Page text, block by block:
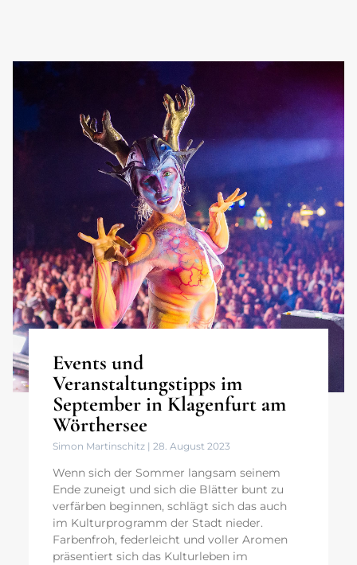
Events und
Veranstaltungstipps im
September in Klagenfurt am
Wörthersee
Simon Martinschitz 28. August 2023
Wenn sich der Sommer langsam seinem
Ende zuneigt und sich die Blätter bunt zu
verfärben beginnen, schlägt sich das auch
im Kulturprogramm der Stadt nieder.
Farbenfroh, federleicht und voller Aromen
präsentiert sich das Kulturleben im